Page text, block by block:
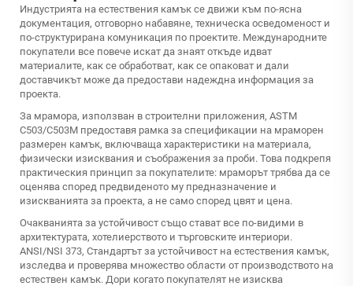
Индустрията на естествения камък се движи към по-ясна
документация, отговорно набавяне, техническа осведоменост и
по-структурирана комуникация по проектите. Международните
покупатели все повече искат да знаят откъде идват
материалите, как се обработват, как се опаковат и дали
доставчикът може да предостави надеждна информация за
проекта.
За мрамора, използван в строителни приложения, ASTM
C503/C503M предоставя рамка за спецификации на мраморен
размерен камък, включваща характеристики на материала,
физически изисквания и съображения за проби. Това подкрепя
практическия принцип за покупателите: мраморът трябва да се
оценява според предвиденото му предназначение и
изискванията за проекта, а не само според цвят и цена.
Очакванията за устойчивост също стават все по-видими в
архитектурата, хотелиерството и търговските интериори.
ANSI/NSI 373, Стандартът за устойчивост на естествения камък,
изследва и проверява множество области от производството на
естествен камък. Дори когато покупателят не изисква